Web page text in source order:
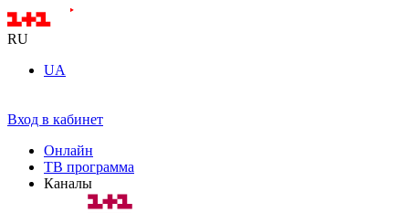
RU
UA
Вход в кабинет
Онлайн
ТВ программа
Каналы